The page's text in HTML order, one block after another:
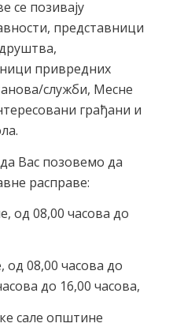
се позивају
представници
привредних
служби, Месне
грађани и
Вас позовемо да
расправе:
од 08,00 часова до
од 08,00 часова до
до 16,00 часова,
сале општине